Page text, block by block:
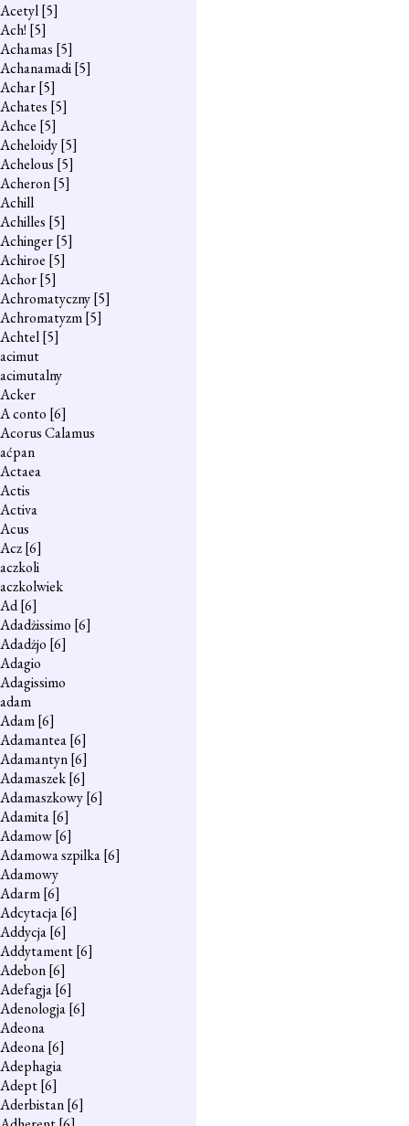
Acetyl[5]
Ach! [5]
Achamas [5]
Achanamadi[5]
Achar[5]
Achates [5]
Achce [5]
Acheloidy[5]
Achelous [5]
Acheron[5]
Achill
Achilles [5]
Achinger[5]
Achiroe [5]
Achor[5]
Achromatyczny[5]
Achromatyzm[5]
Achtel[5]
acimut
acimutalny
Acker
A conto [6]
Acorus Calamus
aćpan
Actaea
Actis
Activa
Acus
Acz[6]
aczkoli
aczkolwiek
Ad[6]
Adadżissimo [6]
Adadżjo [6]
Adagio
Adagissimo
adam
Adam[6]
Adamantea[6]
Adamantyn[6]
Adamaszek[6]
Adamaszkowy[6]
Adamita[6]
Adamow[6]
Adamowa szpilka[6]
Adamowy
Adarm[6]
Adcytacja[6]
Addycja[6]
Addytament[6]
Adebon[6]
Adefagja[6]
Adenologja[6]
Adeona
Adeona[6]
Adephagia
Adept[6]
Aderbistan[6]